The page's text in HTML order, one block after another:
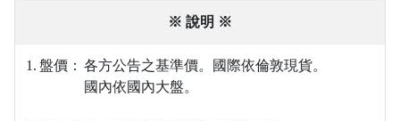
※ 說明 ※
1. 盤價： 各方公告之基準價。
國際依倫敦現貨。
國內依國內大盤。